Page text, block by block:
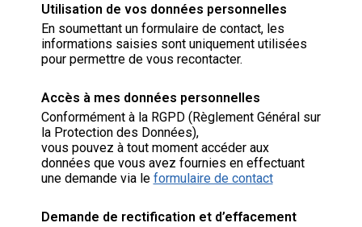
Utilisation de vos données personnelles
En soumettant un formulaire de contact, les
informations saisies sont uniquement utilisées
pour permettre de vous recontacter.
Accès à mes données personnelles
Conformément à la RGPD (Règlement Général sur
la Protection des Données),
vous pouvez à tout moment accéder aux
données que vous avez fournies en effectuant
une demande via le formulaire de contact
Demande de rectification et d’effacement